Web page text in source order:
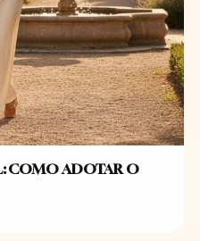
COMO ADOTAR O